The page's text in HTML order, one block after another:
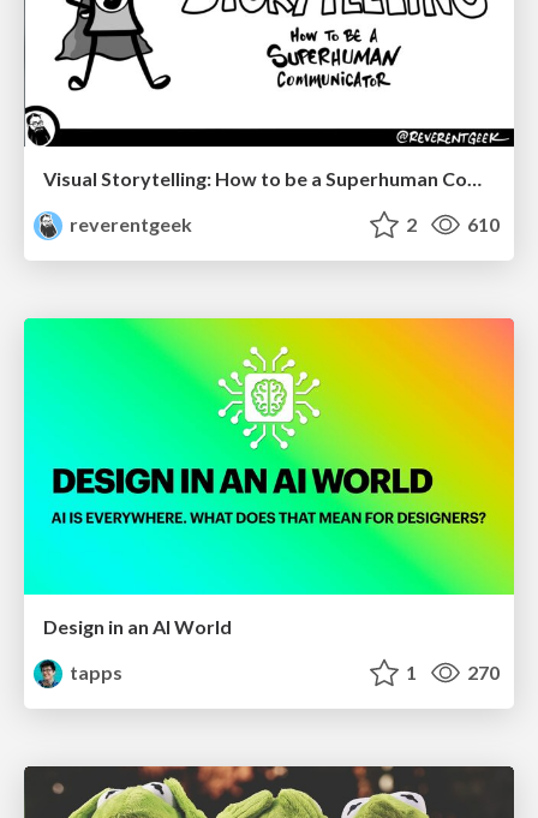
Visual Storytelling: How to be a Superhuman Communicator
reverentgeek
2 610
Design in an AI World
tapps
1 270